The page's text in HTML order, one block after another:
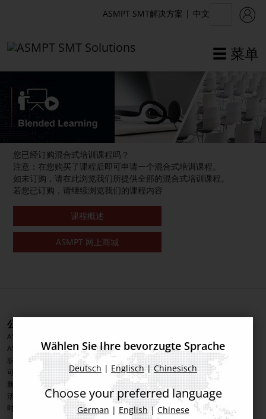
☰ 菜单
ASMPT SMT解决方案 | 中文
Academy在线学习
在线学习
虚拟现实
讲师指导
混合式学习
混合式学习
欧洲课程
美洲课程
中国课程
亚洲其它地区课程
公司信息
ASMPT集团
ASMPT SMT解决方案分部
职业发展
可持续发展
新闻&媒体
活动
时事通讯
贴装解决方案
检测解决方案
软件解决方案
先进封装
工艺支持产品
智慧工厂
Wählen Sie Ihre bevorzugte Sprache
Deutsch | Englisch |Chinesisch
Choose your preferred language
German | English| Chinese